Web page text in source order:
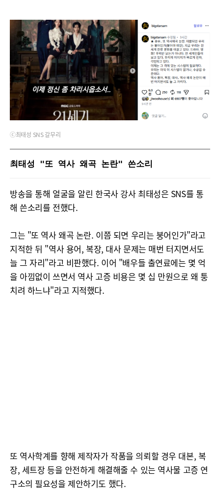
ⓒ최태성 SNS 갈무리
최태성 "또 역사 왜곡 논란" 쓴소리
방송을 통해 얼굴을 알린 한국사 강사 최태성은 SNS를 통
해 쓴소리를 전했다.
그는 "또 역사 왜곡 논란. 이쯤 되면 우리는 붕어인가"라고
지적한 뒤 "역사 용어, 복장, 대사 문제는 매번 터지면서도
늘 그 자리"라고 비판했다. 이어 "배우들 출연료에는 몇 억
을 아낌없이 쓰면서 역사 고증 비용은 몇 십 만원으로 왜 퉁
치려 하느냐"라고 지적했다.
또 역사학계를 향해 제작자가 작품을 의뢰할 경우 대본, 복
장, 세트장 등을 안전하게 해결해줄 수 있는 역사물 고증 연
구소의 필요성을 제안하기도 했다.